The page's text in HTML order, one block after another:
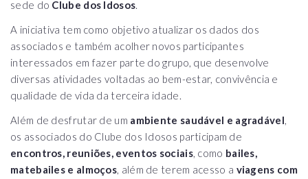
sede do Clube dos Idosos.
A iniciativa tem como objetivo atualizar os dados dos
associados e também acolher novos participantes
interessados em fazer parte do grupo, que desenvolve
diversas atividades voltadas ao bem-estar, convivência e
qualidade de vida da terceira idade.
Além de desfrutar de um ambiente saudável e agradável,
os associados do Clube dos Idosos participam de
encontros, reuniões, eventos sociais, como bailes,
matebailes e almoços, além de terem acesso a viagens com